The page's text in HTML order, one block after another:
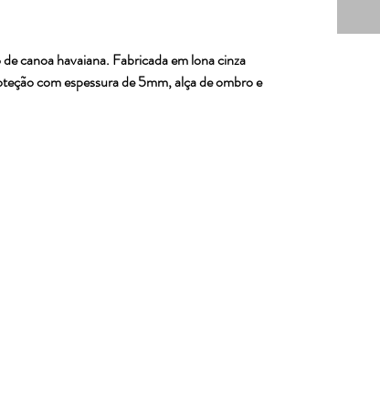
canoa havaiana. Fabricada em lona cinza
com espessura de 5mm, alça de ombro e